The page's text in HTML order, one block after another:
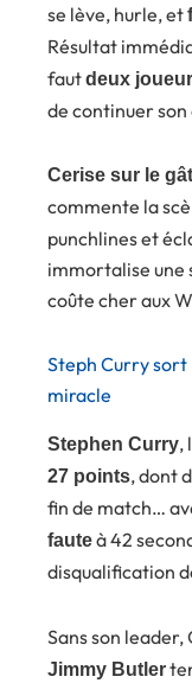
se lève, hurle, et
Résultat
fautdeux
de continuer
Cerise sur le
commente la
punchlines et
immortalise une
coûte cher aux
Steph Curry
miracle
Stephen Curry,
27 points, dont
fin de match…
fauteà 42
disqualification
Sans son
Jimmy Butler